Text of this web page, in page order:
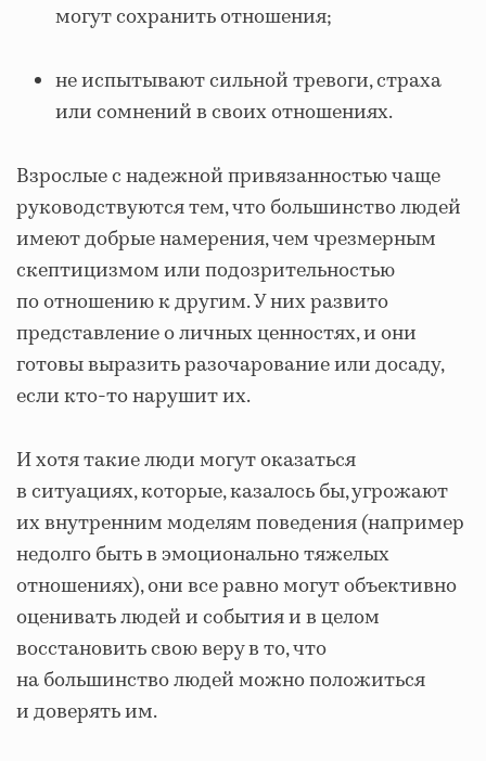
могут сохранить отношения;
не испытывают сильной тревоги, страха
или сомнений в своих отношениях.
Взрослые с надежной привязанностью чаще
руководствуются тем, что большинство людей
имеют добрые намерения, чем чрезмерным
скептицизмом или подозрительностью
по отношению к другим. У них развито
представление о личных ценностях, и они
готовы выразить разочарование или досаду,
если кто-то нарушит их.
И хотя такие люди могут оказаться
в ситуациях, которые, казалось бы, угрожают
их внутренним моделям поведения (например
недолго быть в эмоционально тяжелых
отношениях), они все равно могут объективно
оценивать людей и события и в целом
восстановить свою веру в то, что
на большинство людей можно положиться
и доверять им.